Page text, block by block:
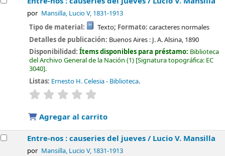
por Mansilla, Lucio V, 1831-1913
Tipo de material: Texto; Formato: caracteres normales
Detalles de publicación: Buenos Aires : J. A. Alsina, 1890
Disponibilidad:Ítems disponibles para préstamo: Biblioteca
del Archivo General de la Nación (1) Signatura topográfica: EC
3040 .
Listas: Ernesto H. Celesia - Biblioteca.
valoración
Agregar al carrito
Entre-nos : causeries del jueves / Lucio V. Mansilla
por Mansilla, Lucio V, 1831-1913